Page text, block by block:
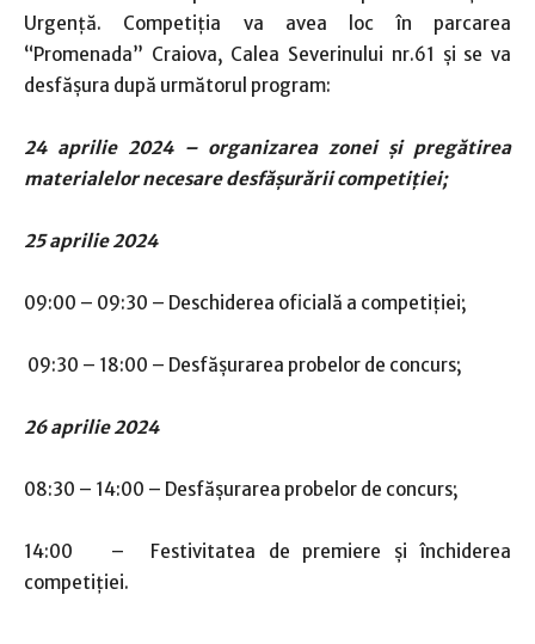
Urgenţă. Competiția va avea loc în parcarea
“Promenada” Craiova, Calea Severinului nr.61 și se va
desfășura după următorul program:
24 aprilie 2024 – organizarea zonei și pregătirea
materialelor necesare desfășurării competiției;
25 aprilie 2024
09:00 – 09:30 – Deschiderea oficială a competiției;
09:30 – 18:00 – Desfășurarea probelor de concurs;
26 aprilie 2024
08:30 – 14:00 – Desfășurarea probelor de concurs;
14:00 – Festivitatea de premiere și închiderea
competiției.